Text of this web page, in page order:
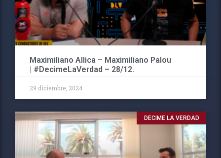
Maximiliano Allica – Maximiliano Palou
| #DecimeLaVerdad – 28/12.
29 diciembre, 2024
DECIME LA VERDAD